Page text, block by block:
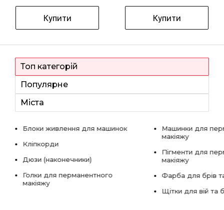
Купити Купити
Топ категорій
Популярне
Міста
Блоки живлення для машинок
Кліпкорди
Дюзи (наконечники)
Голки для перманентного
макіяжу
Машинки для
макіяжу
Пігменти для
макіяжу
Фарба для брів
Щітки для вій та